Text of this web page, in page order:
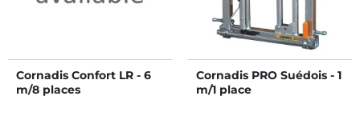
Cornadis Confort LR - 6
m/8 places
Cornadis PRO Suédois - 1
m/1 place